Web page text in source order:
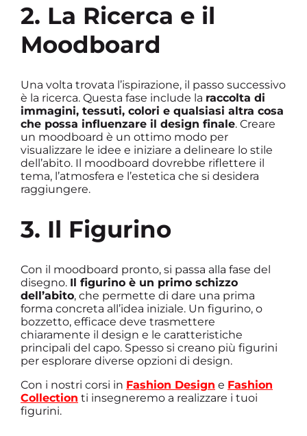
2. La Ricerca e il
Moodboard
Una volta trovata l’ispirazione, il passo successivo
è la ricerca. Questa fase include la raccolta di
immagini, tessuti, colori e qualsiasi altra cosa
che possa influenzare il design finale. Creare
un moodboard è un ottimo modo per
visualizzare le idee e iniziare a delineare lo stile
dell’abito. Il moodboard dovrebbe riflettere il
tema, l’atmosfera e l’estetica che si desidera
raggiungere.
3. Il Figurino
Con il moodboard pronto, si passa alla fase del
disegno. Il figurino è un primo schizzo
dell’abito, che permette di dare una prima
forma concreta all’idea iniziale. Un figurino, o
bozzetto, efficace deve trasmettere
chiaramente il design e le caratteristiche
principali del capo. Spesso si creano più figurini
per esplorare diverse opzioni di design.
Con i nostri corsi in Fashion Design e Fashion
Collection ti insegneremo a realizzare i tuoi
figurini.